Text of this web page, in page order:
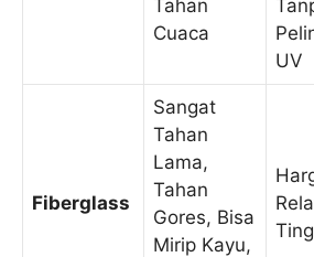
Tahan
Cuaca
UV
Fiberglass
Sangat
Tahan
Lama,
Tahan
Gores, Bisa
Mirip Kayu,